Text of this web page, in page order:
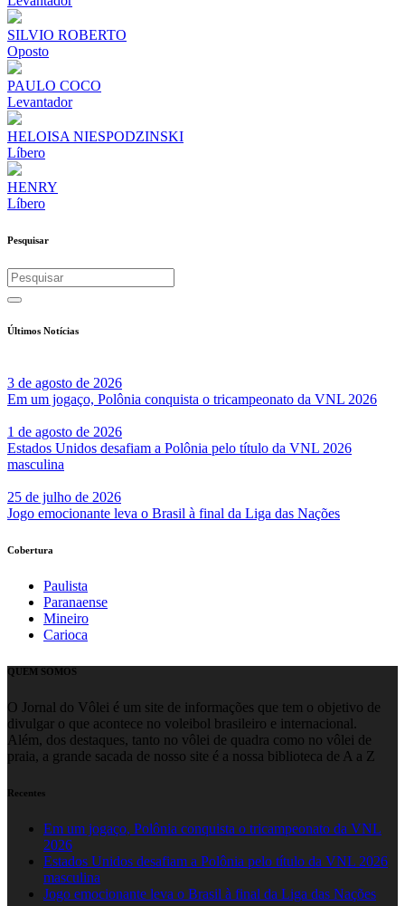
SILVIO ROBERTO
Oposto
PAULO COCO
Levantador
HELOISA NIESPODZINSKI
Líbero
HENRY
Líbero
Pesquisar
Últimos Notícias
3 de agosto de 2026
Em um jogaço, Polônia conquista o tricampeonato da VNL 2026
1 de agosto de 2026
Estados Unidos desafiam a Polônia pelo título da VNL 2026
masculina
25 de julho de 2026
Jogo emocionante leva o Brasil à final da Liga das Nações
Cobertura
Paulista
Paranaense
Mineiro
Carioca
QUEM SOMOS
O Jornal do Vôlei é um site de informações que tem o objetivo de
divulgar o que acontece no voleibol brasileiro e internacional.
Além, dos destaques, tanto no vôlei de quadra como no vôlei de
praia, a grande sacada de nosso site é a nossa biblioteca de A a Z
Recentes
Em um jogaço, Polônia conquista o tricampeonato da VNL
2026
Estados Unidos desafiam a Polônia pelo título da VNL 2026
masculina
Jogo emocionante leva o Brasil à final da Liga das Nações